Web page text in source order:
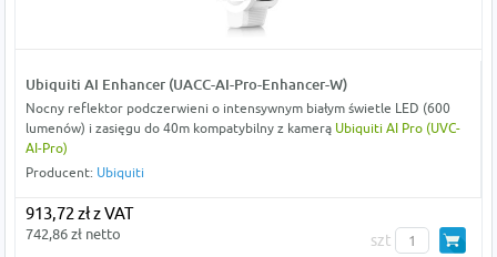
Ubiquiti AI Enhancer (UACC-AI-Pro-Enhancer-W)
Nocny reflektor podczerwieni o intensywnym białym świetle LED (600
lumenów) i zasięgu do 40m kompatybilny z kamerą Ubiquiti AI Pro (UVC-
AI-Pro)
Producent: Ubiquiti
913,72 zł z VAT
742,86 zł netto szt